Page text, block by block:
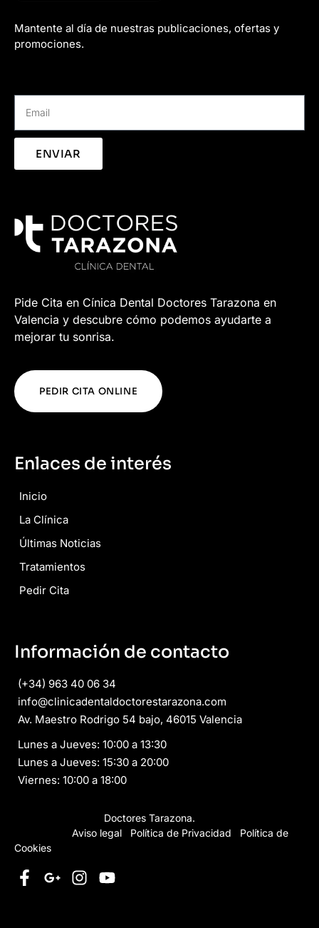
Mantente al día de nuestras publicaciones, ofertas y
promociones.
ENVIAR
Pide Cita en Cínica Dental Doctores Tarazona en
Valencia y descubre cómo podemos ayudarte a
mejorar tu sonrisa.
PEDIR CITA ONLINE
Enlaces de interés
Inicio
La Clínica
Últimas Noticias
Tratamientos
Pedir Cita
Información de contacto
(+34) 963 40 06 34
info@clinicadentaldoctorestarazona.com
Av. Maestro Rodrigo 54 bajo, 46015 Valencia
Lunes a Jueves: 10:00 a 13:30
Lunes a Jueves: 15:30 a 20:00
Viernes: 10:00 a 18:00
Doctores Tarazona.
Aviso legal Política de Privacidad
Política de
Cookies